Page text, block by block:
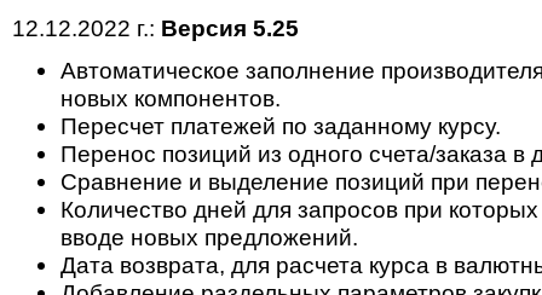
12.12.2022 г.: Версия 5.25
Автоматическое заполнение
новых компонентов.
Пересчет платежей по заданному курсу.
Перенос позиций из одного счета/заказа в
Сравнение и выделение позиций при
Количество дней для запросов при
вводе новых предложений.
Дата возврата, для расчета курса в